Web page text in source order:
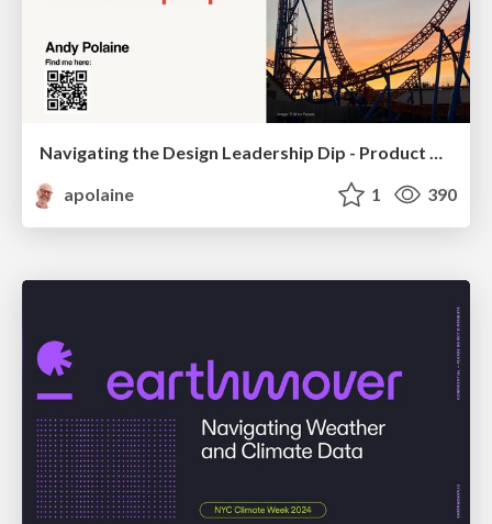
Navigating the Design Leadership Dip - Product Design Week Design Leaders+ Conference 2024
apolaine
1 390